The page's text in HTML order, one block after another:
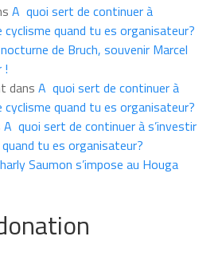
A quoi sert de continuer à
cyclisme quand tu es organisateur?
de Bruch, souvenir Marcel
!
dans A quoi sert de continuer à
cyclisme quand tu es organisateur?
A quoi sert de continuer à s’investir
tu es organisateur?
Saumon s’impose au Houga